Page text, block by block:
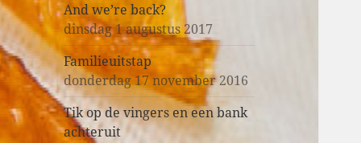
And we’re back?
dinsdag 1 augustus 2017
Familieuitstap
donderdag 17 november 2016
Tik op de vingers en een bank
achteruit